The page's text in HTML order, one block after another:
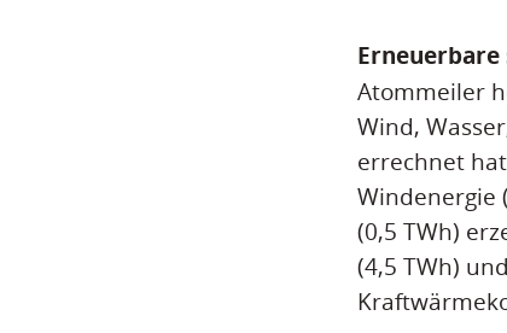
Atommeiler
Wind,
errechnet
Windenergie
(0,5 TWh)
(4,5 TWh)